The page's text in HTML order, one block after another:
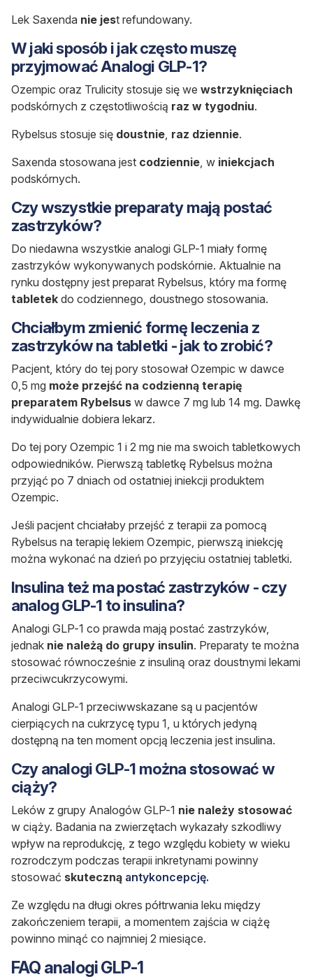
Lek Saxenda nie jest refundowany.
W jaki sposób i jak często muszę
przyjmować Analogi GLP-1?
Ozempic oraz Trulicity stosuje się we wstrzyknięciach
podskórnych z częstotliwością raz w tygodniu.
Rybelsus stosuje się doustnie, raz dziennie.
Saxenda stosowana jest codziennie, w iniekcjach
podskórnych.
Czy wszystkie preparaty mają postać
zastrzyków?
Do niedawna wszystkie analogi GLP-1 miały formę
zastrzyków wykonywanych podskórnie. Aktualnie na
rynku dostępny jest preparat Rybelsus, który ma formę
tabletek do codziennego, doustnego stosowania.
Chciałbym zmienić formę leczenia z
zastrzyków na tabletki - jak to zrobić?
Pacjent, który do tej pory stosował Ozempic w dawce
0,5 mg może przejść na codzienną terapię
preparatem Rybelsus w dawce 7 mg lub 14 mg. Dawkę
indywidualnie dobiera lekarz.
Do tej pory Ozempic 1 i 2 mg nie ma swoich tabletkowych
odpowiedników. Pierwszą tabletkę Rybelsus można
przyjąć po 7 dniach od ostatniej iniekcji produktem
Ozempic.
Jeśli pacjent chciałaby przejść z terapii za pomocą
Rybelsus na terapię lekiem Ozempic, pierwszą iniekcję
można wykonać na dzień po przyjęciu ostatniej tabletki.
Insulina też ma postać zastrzyków - czy
analog GLP-1 to insulina?
Analogi GLP-1 co prawda mają postać zastrzyków,
jednak nie należą do grupy insulin. Preparaty te można
stosować równocześnie z insuliną oraz doustnymi lekami
przeciwcukrzycowymi.
Analogi GLP-1 przeciwwskazane są u pacjentów
cierpiących na cukrzycę typu 1, u których jedyną
dostępną na ten moment opcją leczenia jest insulina.
Czy analogi GLP-1 można stosować w
ciąży?
Leków z grupy Analogów GLP-1 nie należy stosować
w ciąży. Badania na zwierzętach wykazały szkodliwy
wpływ na reprodukcję, z tego względu kobiety w wieku
rozrodczym podczas terapii inkretynami powinny
stosować skuteczną antykoncepcję.
Ze względu na długi okres półtrwania leku między
zakończeniem terapii, a momentem zajścia w ciążę
powinno minąć co najmniej 2 miesiące.
FAQ analogi GLP-1